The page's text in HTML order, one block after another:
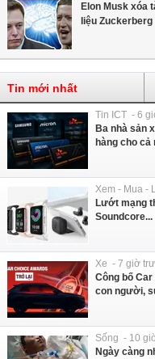
Elon Musk xóa
liệu
Tin mới nhất
Tin ICT - 6
Ba nhà sản
hàng cho cả
Xem - Mua -
Lướt mạng
Xe - 7 giờ
Công bố
con người,
Sống - 10
Ngày càng